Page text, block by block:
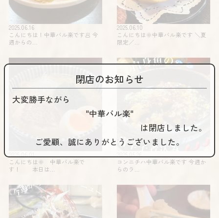
2025.06.16
こんにちは！中華バル楽です🥟 今
週からの…
2025.06.10
こんにちは🌞中華バル楽です️ ＼夏
限定️／…
こんにちは🌞 中華バル楽で
す！ 本日は…
コンニチハ️️中華バル楽です 今週か
らのラ…
閉店のお知らせ
大変勝手ながら
"中華バル楽"
は閉店しました。
ご愛顧、誠にありがとうございました。